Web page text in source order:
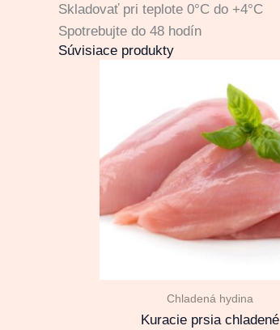
Skladovať pri teplote 0°C do +4°C
Spotrebujte do 48 hodín
Súvisiace produkty
Chladená hydina
Kuracie prsia chladené